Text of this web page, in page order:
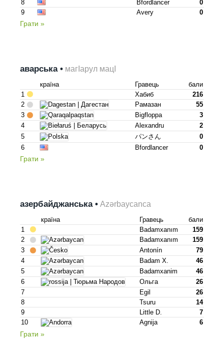
8
Bfordlancer
0
9
Avery 0
Грати »
аварська • магІарул мацІ
країна Гравець
бали
1
Хабиб
216
2
Рамазан
55
3
Bigfloppa
3
4
Alexandru
2
5
パンさん
0
6
Bfordlancer 0
Грати »
азербайджанська • Azərbaycanca
країна Гравець
бали
1
Badamxanım
159
2
Badamxanım
159
3
Antonín
79
4
Badam X.
46
5
Badamxanim
46
6
Ольга
26
7
Egil
26
8
Tsuru
14
9
Little D.
7
10
Agnija 6
Грати »